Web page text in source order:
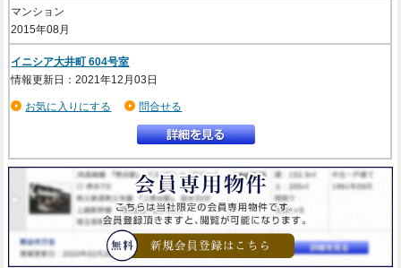
マンション
2015年08月
イニシア大井町 604号室
情報更新日：2021年12月03日
お気に入りにする 問合せる